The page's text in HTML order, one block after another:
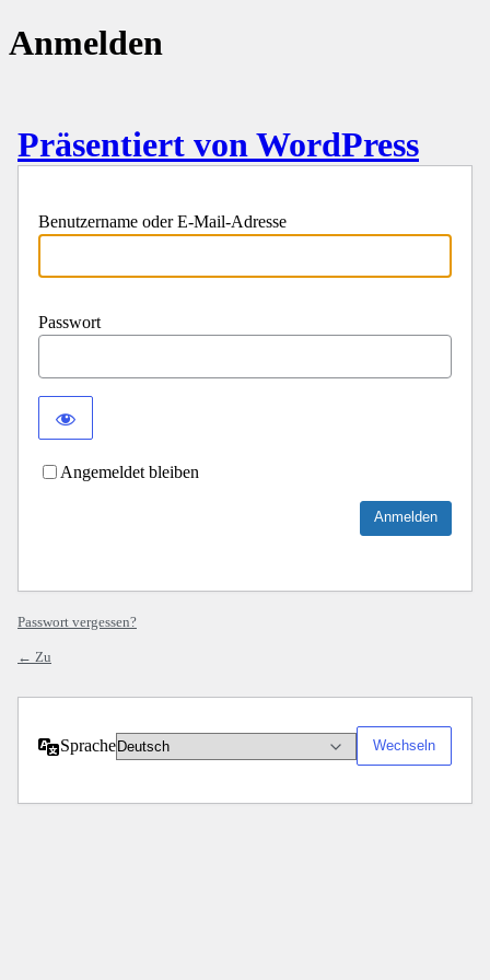
Anmelden
Präsentiert von WordPress
Benutzername oder E-Mail-Adresse
Passwort
Angemeldet bleiben
Passwort vergessen?
← Zu
Sprache